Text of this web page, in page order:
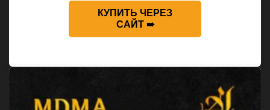
КУПИТЬ ЧЕРЕЗ
САЙТ ➠